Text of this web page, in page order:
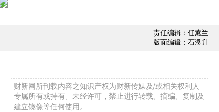
责任编辑：任蕙兰
版面编辑：石溪升
财新网所刊载内容之知识产权为财新传媒及/或相关权利人
专属所有或持有。未经许可，禁止进行转载、摘编、复制及
建立镜像等任何使用。